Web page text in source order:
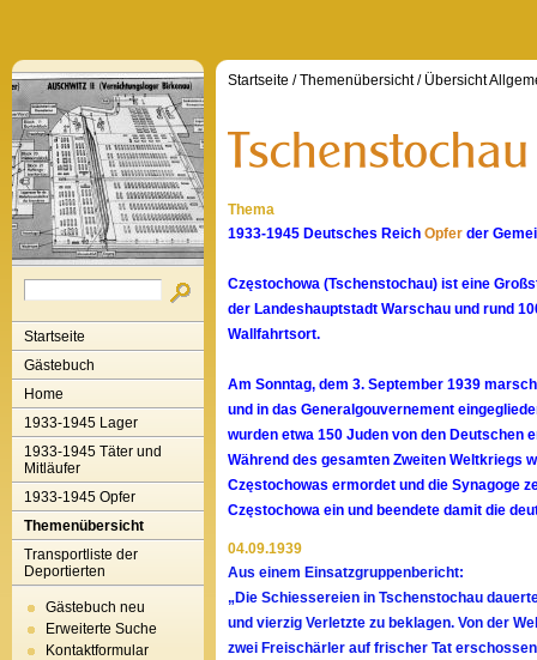
Startseite
Gästebuch
Home
1933-1945 Lager
1933-1945 Täter und
Mitläufer
1933-1945 Opfer
Themenübersicht
Transportliste der
Deportierten
Gästebuch neu
Erweiterte Suche
Kontaktformular
Startseite /Themenübersicht/ Übersicht
Thema
1933-1945 Deutsches Reich Opfer der
Częstochowa (Tschenstochau) ist eine
der Landeshauptstadt Warschau und rund
Wallfahrtsort.
Am Sonntag, dem 3. September 1939
und in das Generalgouvernement
wurden etwa 150 Juden von den Deutschen
Während des gesamten Zweiten Weltkriegs
Częstochowas ermordet und die Synagoge
Częstochowa ein und beendete damit die
04.09.1939
Aus einem Einsatzgruppenbericht:
„Die Schiessereien in Tschenstochau
und vierzig Verletzte zu beklagen. Von der
zwei Freischärler auf frischer Tat